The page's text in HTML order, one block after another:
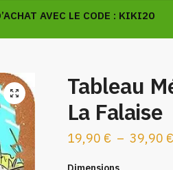
AVEC LE CODE : KIKI20
🔍
Tableau
La Falaise
19,90 € – 39,90 €